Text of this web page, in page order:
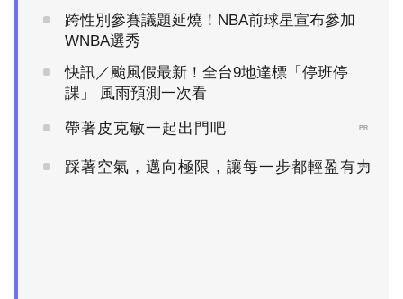
跨性別參賽議題延燒！NBA前球星宣布參加
WNBA選秀
快訊／颱風假最新！全台9地達標「停班停
課」 風雨預測一次看
帶著皮克敏一起出門吧 PR
踩著空氣，邁向極限，讓每一步都輕盈有力
PR